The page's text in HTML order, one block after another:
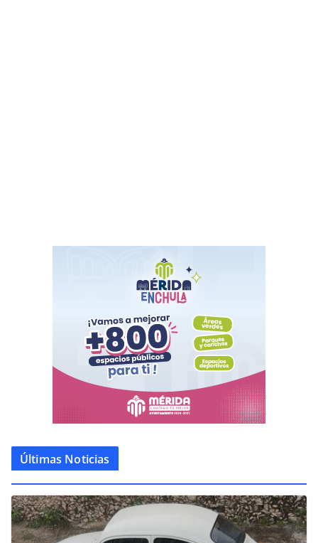
Últimas Noticias